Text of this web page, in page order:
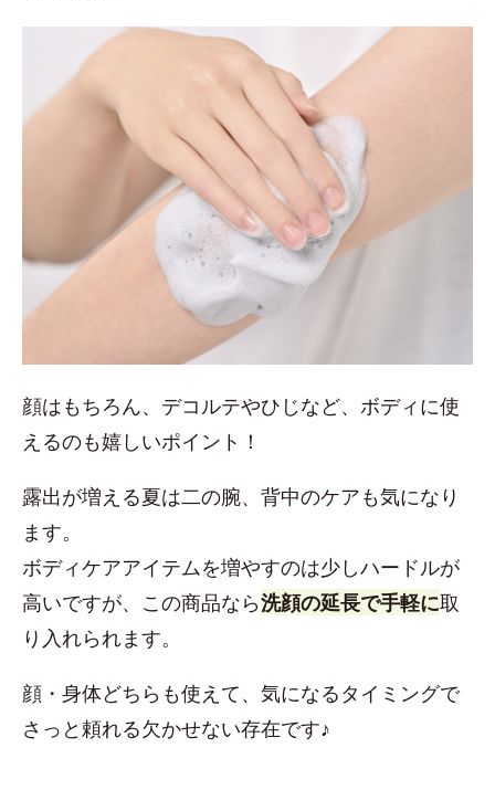
顔はもちろん、デコルテやひじなど、ボディに使
えるのも嬉しいポイント！
露出が増える夏は二の腕、背中のケアも気になり
ます。
ボディケアアイテムを増やすのは少しハードルが
高いですが、この商品なら洗顔の延長で手軽に取
り入れられます。
顔・身体どちらも使えて、気になるタイミングで
さっと頼れる欠かせない存在です♪